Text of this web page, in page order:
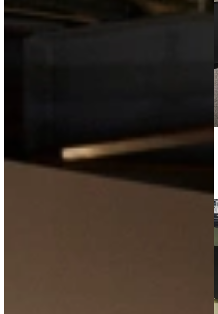
Vrijblijvend advies?
Kom langs in onze showroom, of maak gratis een afspraak